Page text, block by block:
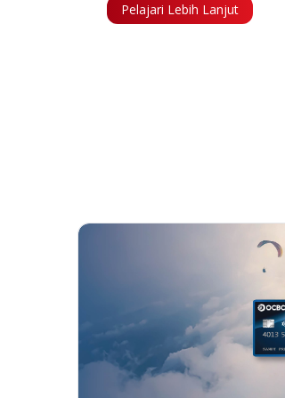
Pelajari Lebih Lanjut